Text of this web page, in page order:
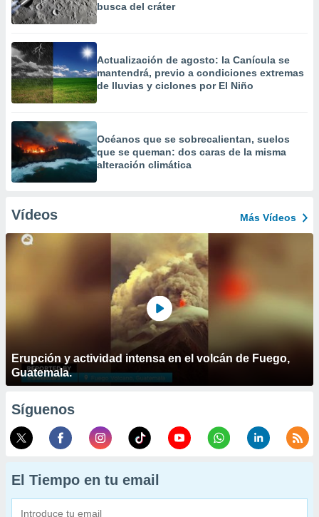
busca del cráter
Actualización de agosto: la Canícula se
mantendrá, previo a condiciones extremas
de lluvias y ciclones por El Niño
Océanos que se sobrecalientan, suelos
que se queman: dos caras de la misma
alteración climática
Vídeos Más Vídeos
Erupción y actividad intensa en el volcán de Fuego,
Guatemala.
Síguenos
El Tiempo en tu email